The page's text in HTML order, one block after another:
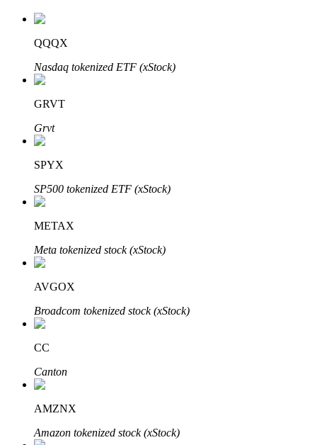
เรียนรู้ Staking
เรียนรู้เกี่ยวกับการสร้างรายได้แบบพาสซีฟ
Bitrue
พันธมิตร Bitrue
QQQX
Nasdaq tokenized ETF (xStock)
GRVT
Grvt
SPYX
SP500 tokenized ETF (xStock)
METAX
Meta tokenized stock (xStock)
AVGOX
Broadcom tokenized stock (xStock)
CC
Canton
AMZNX
Amazon tokenized stock (xStock)